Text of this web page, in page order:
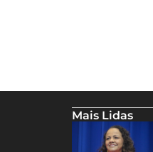
Mais Lidas